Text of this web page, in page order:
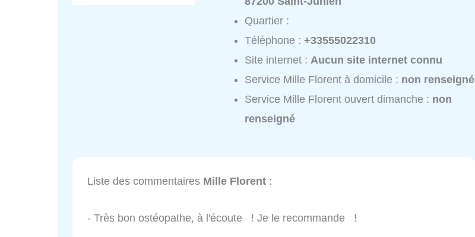
Quartier :
Téléphone :+33555022310
Site internet :Aucun site internet connu
Service Mille Florent à domicile : non renseigné
Service Mille Florent ouvert dimanche : non
renseigné
Liste des commentaires Mille Florent :
- Très bon ostéopathe, à l'écoute ! Je le recommande !